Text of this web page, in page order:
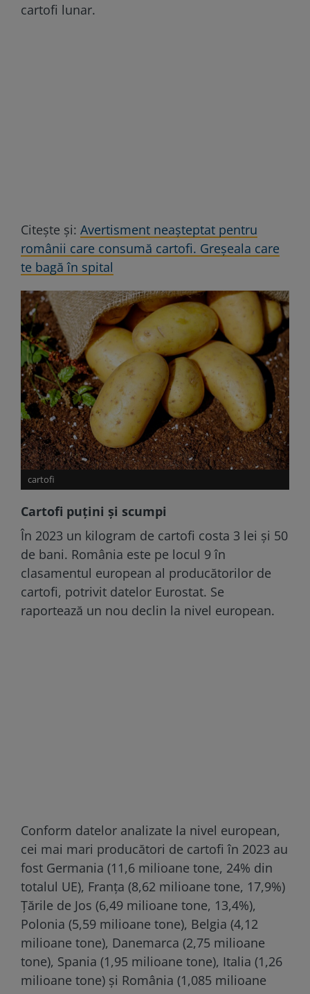
cartofi lunar.
Citește și: Avertisment neașteptat pentru
românii care consumă cartofi. Greșeala care
te bagă în spital
cartofi
Cartofi puțini și scumpi
În 2023 un kilogram de cartofi costa 3 lei și 50
de bani. România este pe locul 9 în
clasamentul european al producătorilor de
cartofi, potrivit datelor Eurostat. Se
raportează un nou declin la nivel european.
Conform datelor analizate la nivel european,
cei mai mari producători de cartofi în 2023 au
fost Germania (11,6 milioane tone, 24% din
totalul UE), Franţa (8,62 milioane tone, 17,9%)
Ţările de Jos (6,49 milioane tone, 13,4%),
Polonia (5,59 milioane tone), Belgia (4,12
milioane tone), Danemarca (2,75 milioane
tone), Spania (1,95 milioane tone), Italia (1,26
milioane tone) şi România (1,085 milioane